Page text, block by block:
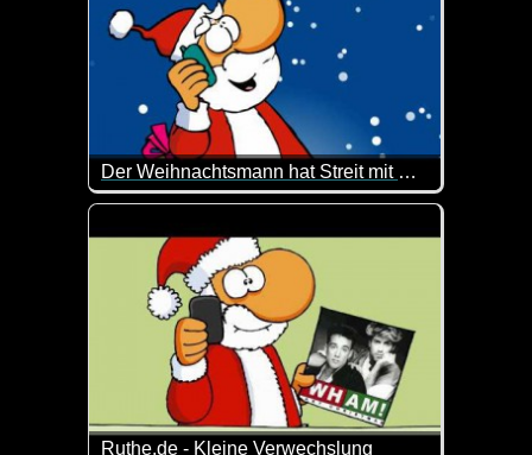
Der Weihnachtsmann hat Streit mit Rudolf
Oh Mann, hoffentlich legt sich das wieder. Wenn
Ruthe.de - Kleine Verwechslung